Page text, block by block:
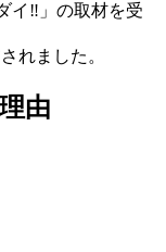
イ‼」の取材を受
れました。
由